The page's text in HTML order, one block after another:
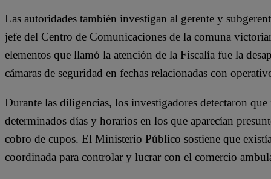
Las autoridades también investigan al gerente y
jefe del Centro de Comunicaciones de la comuna
elementos que llamó la atención de la Fiscalía fue la
cámaras de seguridad en fechas relacionadas con
Durante las diligencias, los investigadores detectaron
determinados días y horarios en los que aparecían
cobro de cupos. El Ministerio Público sostiene que
coordinada para controlar y lucrar con el comercio